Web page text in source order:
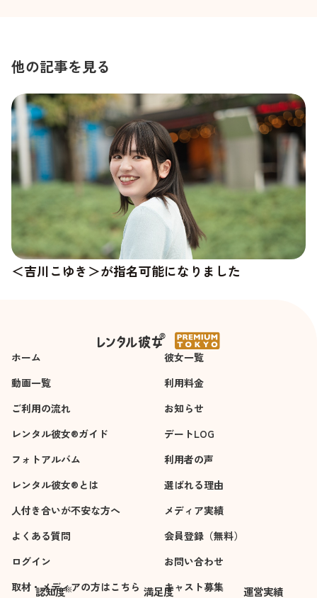
他の記事を見る
＜吉川こゆき＞が指名可能になりました
ホーム
彼女一覧
動画一覧
利用料金
ご利用の流れ
お知らせ
レンタル彼女®ガイド
デートLOG
フォトアルバム
利用者の声
レンタル彼女®とは
選ばれる理由
人付き合いが不安な方へ
メディア実績
よくある質問
会員登録（無料）
ログイン
お問い合わせ
取材・メディアの方はこちら
キャスト募集
認知度※ 満足度 運営実績